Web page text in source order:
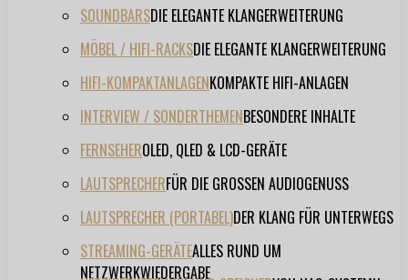
SOUNDBARSDIE ELEGANTE KLANGERWEITERUNG
MÖBEL / HIFI-RACKSDIE ELEGANTE KLANGERWEITERUNG
HIFI-KOMPAKTANLAGENKOMPAKTE HIFI-ANLAGEN
INTERVIEW / SONDERTHEMENBESONDERE INHALTE
FERNSEHEROLED, QLED & LCD-GERÄTE
LAUTSPRECHERFÜR DIE GROSSEN AUDIOGENUSS
LAUTSPRECHER (PORTABEL)DER KLANG FÜR UNTERWEGS
STREAMING-GERÄTEALLES RUND UM
NETZWERKWIEDERGABE